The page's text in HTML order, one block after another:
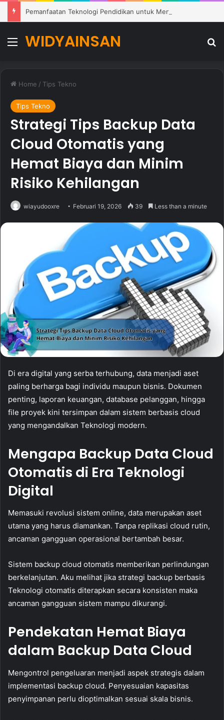
Menu
WIDYAINSAN
Home / Tips Tekno
Tips Tekno
Strategi Tips Backup Data
Cloud Otomatis yang
Hemat Biaya dan Minim
Risiko Kehilangan
wiayudooxre Februari 19, 2026 39 Less than a minute
Di era digital yang serba terhubung, data menjadi aset
paling berharga bagi individu maupun bisnis. Dokumen
penting, laporan keuangan, database pelanggan, hingga
file proyek kini tersimpan dalam sistem berbasis cloud
yang mengandalkan Teknologi modern.
Mengapa Backup Data Cloud
Otomatis di Era Teknologi
Digital
Memasuki revolusi sistem online, data merupakan aset
utama yang harus diamankan. Tanpa replikasi cloud rutin,
ancaman gangguan operasional bertambah besar.
Sistem backup cloud otomatis memberikan perlindungan
berkelanjutan. Aku melihat jika strategi backup berbasis
Teknologi otomatis diterapkan secara konsisten maka
ancaman gangguan sistem mampu dikurangi.
Pendekatan Hemat Biaya
dalam Backup Data Cloud
Mengontrol pengeluaran menjadi aspek strategis dalam
implementasi backup cloud. Penyesuaian kapasitas
penyimpanan perlu dioptimalkan sesuai skala bisnis.